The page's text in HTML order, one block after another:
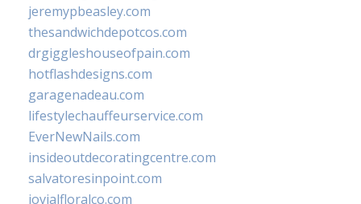
jeremypbeasley.com
thesandwichdepotcos.com
drgiggleshouseofpain.com
hotflashdesigns.com
garagenadeau.com
lifestylechauffeurservice.com
EverNewNails.com
insideoutdecoratingcentre.com
salvatoresinpoint.com
jovialfloralco.com